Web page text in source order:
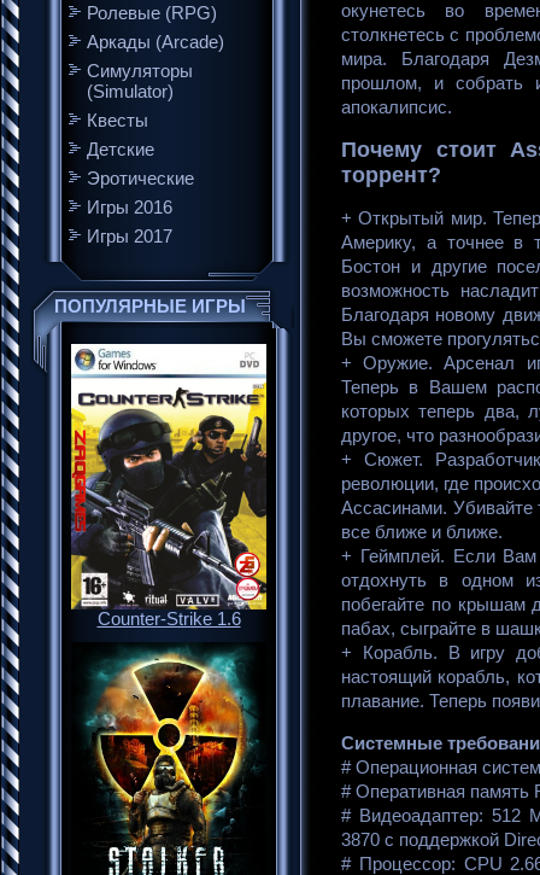
Ролевые (RPG)
Аркады (Arcade)
Симуляторы
(Simulator)
Квесты
Детские
Эротические
Игры 2016
Игры 2017
ПОПУЛЯРНЫЕ ИГРЫ
Counter-Strike 1.6
окунетесь во
столкнетесь с
мира. Благодаря
прошлом, и собрать
апокалипсис.
Почему стоит
торрент?
+ Открытый мир.
Америку, а точнее в
Бостон и другие
возможность
Благодаря новому
Вы сможете
+ Оружие. Арсенал
Теперь в Вашем
которых теперь два,
другое, что
+ Сюжет.
революции, где
Ассасинами. Убивайте
все ближе и ближе.
+ Геймплей. Если Вам
отдохнуть в одном
побегайте по крышам
пабах, сыграйте в
+ Корабль. В игру
настоящий корабль,
плавание. Теперь
Системные
# Операционная
# Оперативная память
# Видеоадаптер: 512
3870 с поддержкой
# Процессор: CPU